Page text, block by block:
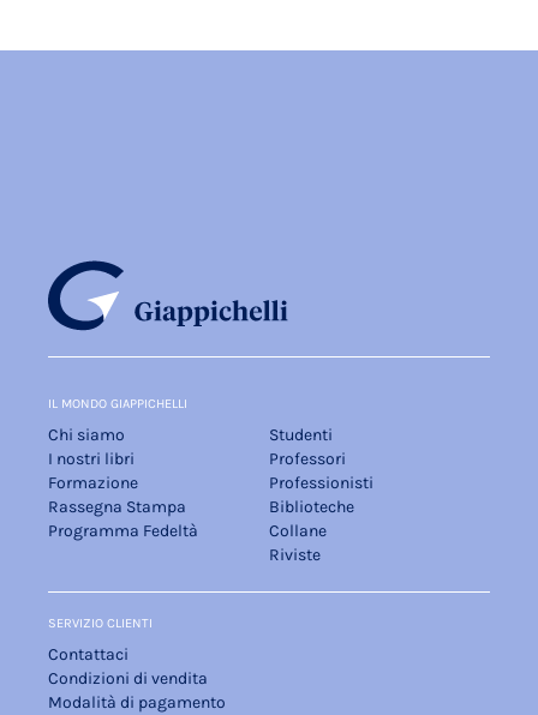
IL MONDO GIAPPICHELLI
Chi siamo
I nostri libri
Formazione
Rassegna Stampa
Programma Fedeltà
Studenti
Professori
Professionisti
Biblioteche
Collane
Riviste
SERVIZIO CLIENTI
Contattaci
Condizioni di vendita
Modalità di pagamento